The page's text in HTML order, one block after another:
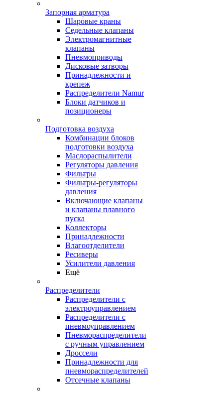
Запорная арматура
Шаровые краны
Седельные клапаны
Электромагнитные
клапаны
Пневмоприводы
Дисковые затворы
Принадлежности и
крепеж
Распределители Namur
Блоки датчиков и
позиционеры
Подготовка воздуха
Комбинации блоков
подготовки воздуха
Маслораспылители
Регуляторы давления
Фильтры
Фильтры-регуляторы
давления
Включающие клапаны
и клапаны плавного
пуска
Коллекторы
Принадлежности
Влагоотделители
Ресиверы
Усилители давления
Ещё
Распределители
Распределители с
электроуправлением
Распределители с
пневмоуправлением
Пневмораспределители
с ручным управлением
Дроссели
Принадлежности для
пневмораспределителей
Отсечные клапаны